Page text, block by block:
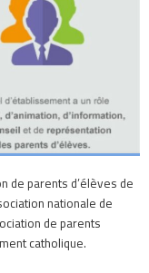
de parents d’élèves de
nationale de
de parents
catholique.